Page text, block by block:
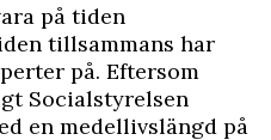
på tiden
tillsammans har
på. Eftersom
Socialstyrelsen
en medellivslängd på